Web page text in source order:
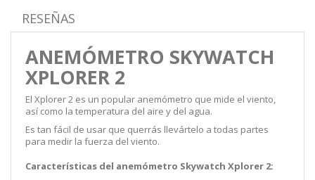
RESEÑAS
ANEMÓMETRO SKYWATCH
XPLORER 2
El Xplorer 2 es un popular anemómetro que mide el viento,
así como la temperatura del aire y del agua.
Es tan fácil de usar que querrás llevártelo a todas partes
para medir la fuerza del viento.
Características del anemómetro Skywatch Xplorer 2: